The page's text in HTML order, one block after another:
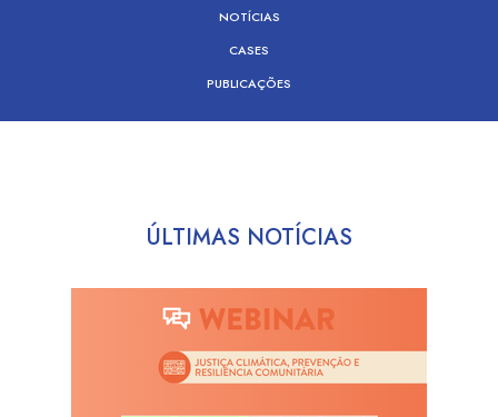
NOTÍCIAS
CASES
PUBLICAÇÕES
ÚLTIMAS NOTÍCIAS